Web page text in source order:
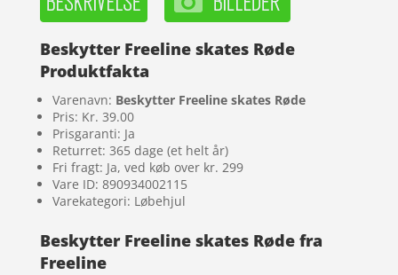
Beskytter Freeline skates Røde
Produktfakta
Varenavn: Beskytter Freeline skates Røde
Pris: Kr. 39.00
Prisgaranti: Ja
Returret: 365 dage (et helt år)
Fri fragt: Ja, ved køb over kr. 299
Vare ID: 890934002115
Varekategori: Løbehjul
Beskytter Freeline skates Røde fra
Freeline